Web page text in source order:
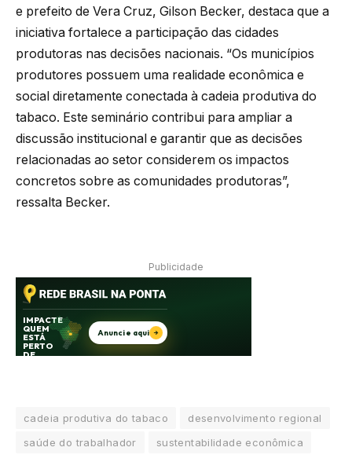
e prefeito de Vera Cruz, Gilson Becker, destaca que a
iniciativa fortalece a participação das cidades
produtoras nas decisões nacionais. “Os municípios
produtores possuem uma realidade econômica e
social diretamente conectada à cadeia produtiva do
tabaco. Este seminário contribui para ampliar a
discussão institucional e garantir que as decisões
relacionadas ao setor considerem os impactos
concretos sobre as comunidades produtoras”,
ressalta Becker.
Publicidade
cadeia produtiva do tabaco
desenvolvimento regional
saúde do trabalhador
sustentabilidade econômica